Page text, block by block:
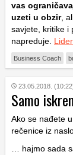
vas
uzeti u obzir,
savjete, kritike i
napreduje. Lider
Business Coach
23.05.2018.
Samo
Ako se nađete
rečenice iz
… hajmo sada